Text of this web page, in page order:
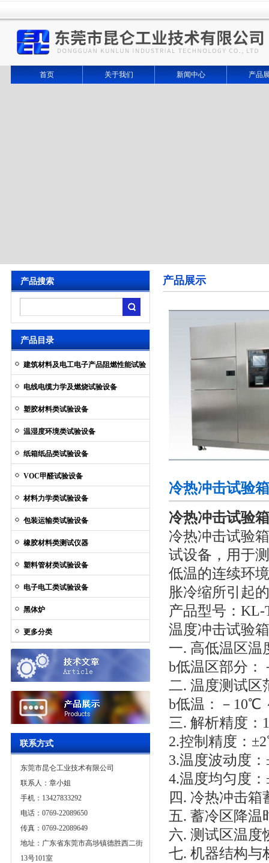
首页 关于我们 新闻中心 产品
产品搜索
产品目录
建筑材料及电工电子产品阻燃性能试验
电线电缆力学及燃烧试验设备
塑胶材料类试验设备
温湿度环境类试验设备
纸箱纸品类试验设备
VOC甲醛试验设备
材料力学类试验设备
包装运输类试验设备
橡胶材料类测试仪器
塑料管材类试验设备
电子电工类试验设备
黑体炉
更多分类
联系方式
东莞市昆仑工业技术有限公司
联系人：章小姐
手机：13427833292
电话：0769-22089650
传真：0769-22089649
地址：广东省东莞市高埗镇德胜西二街
13号101室
产品展示
冷热冲击试验
冷热冲击试验箱
冷热冲击试验
试设备，用于
低温的连续环
胀冷缩所引起
产品型号：KL-
温度冲击试验
一. 高低温区
b低温区部分
二. 温度测试
b低温：－10℃
三. 解析精度
2.控制精度：
3.温度波动度
4.温度均匀度
四. 冷热冲击
五. 蓄冷区降温
六. 测试区温度
七. 机器结构与